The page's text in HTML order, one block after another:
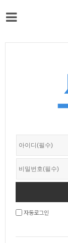
자동로그인